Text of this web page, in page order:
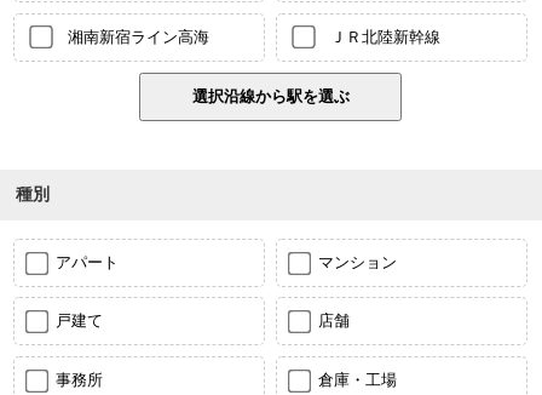
湘南新宿ライン高海 ＪＲ北陸新幹線
種別
アパート マンション
戸建て 店舗
事務所 倉庫・工場